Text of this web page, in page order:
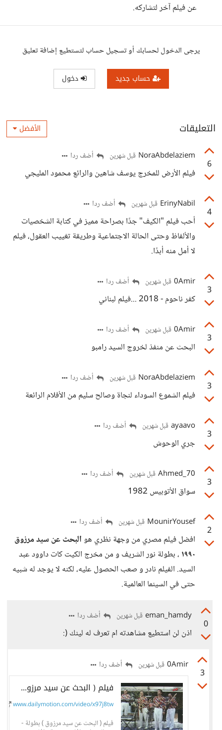
عن فيلم آخر لتشاركه.
يرجى الدخول لحسابك أو تسجيل حساب لتستطيع إضافة تعليق
حساب جديد دخول
التعليقات الأفضل
6
NoraAbdelaziem قبل شهرين أضف ردا
فيلم الأرض للمخرج يوسف شاهين والرائع محمود المليجي
4
ErinyNabil قبل شهرين أضف ردا
أحب فيلم "الكيف" جدًا بصراحة مميز في كتابة الشخصيات
والألفاظ وحتى الحالة الاجتماعية وطريقة تغييب العقول، فيلم
لا أمل منه أبدًا.
3
0Amir قبل شهرين أضف ردا
كفر ناحوم - 2018 ...فيلم لبناني
3
0Amir قبل شهرين أضف ردا
البحث عن منفذ لخروج السيد رامبو
3
NoraAbdelaziem قبل شهرين أضف ردا
فيلم الشموع السوداء لنجاة وصالح سليم من الأفلام الرائعة
3
ayaavo قبل شهرين أضف ردا
جري الوحوش
3
Ahmed_70 قبل شهرين أضف ردا
سواق الأتوبيس 1982
2
MounirYousef قبل شهرين أضف ردا
افضل فيلم مصري من وجهة نظري هوالبحث عن سيد مرزوق
١٩٩٠ ، بطولة نور الشريف و من مخرج الكيت كات داوود عبد
السيد. الفيلم نادر و صعب الحصول عليه، لكنه لا يوجد له شبيه
حتى في السينما العالمية.
0
eman_hamdy قبل شهرين أضف ردا
اذن لن استطيع مشاهدته ام تعرف له لينك (:
3
0Amir قبل شهرين أضف ردا
فيلم ( البحث عن سيد مرزوق ) بطولة - نور الشريف - افلام مصرية - افلام عربي...
www.dailymotion.com/video/x97j8tw
فيلم ( البحث عن سيد مرزوق ) بطولة -